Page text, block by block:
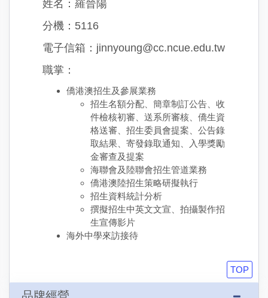
姓名：羅晉陽
分機：5116
電子信箱：jinnyoung@cc.ncue.edu.tw
職掌：
僑港澳招生及參展業務
招生名額分配、簡章制訂公告、收
件檢核初審、送系所審核、僑生資
格送審、招生委員會提案、公告錄
取結果、寄發錄取通知、入學獎勵
金審查及提案
海聯會及陸聯會招生管道業務
僑港澳陸招生策略研擬執行
招生資料統計分析
撰擬招生中英文文宣、拍攝製作招
生宣傳影片
海外中學來訪接待
TOP